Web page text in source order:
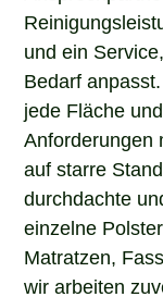
und ein
Bedarf
jede Fläche
Anforderungen
auf starre
durchdachte
einzelne
Matratzen,
wir arbeiten